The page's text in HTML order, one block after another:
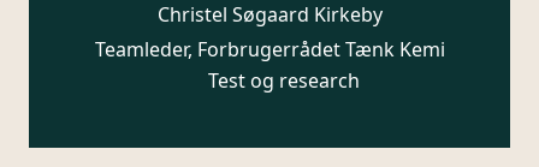
Christel Søgaard Kirkeby
Teamleder, Forbrugerrådet Tænk Kemi
Test og research